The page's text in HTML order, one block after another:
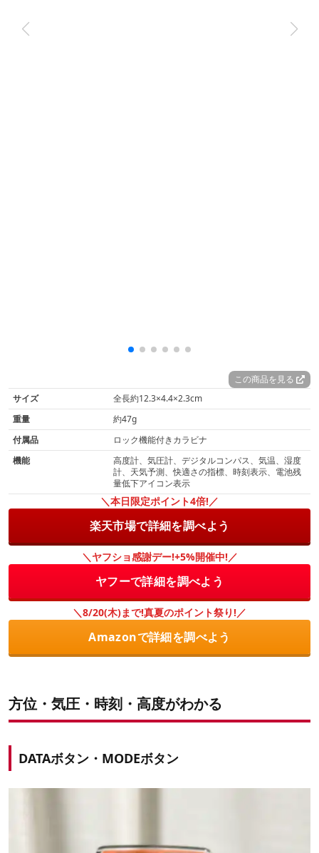
この商品を見る
サイズ
全長約12.3×4.4×2.3cm
重量
約47g
付属品
ロック機能付きカラビナ
機能
高度計、気圧計、デジタルコンパス、気温、湿度
計、天気予測、快適さの指標、時刻表示、電池残
量低下アイコン表示
＼本日限定ポイント4倍!／
楽天市場で詳細を調べよう
＼ヤフショ感謝デー!+5%開催中!／
ヤフーで詳細を調べよう
＼8/20(木)まで!真夏のポイント祭り!／
Amazonで詳細を調べよう
方位・気圧・時刻・高度がわかる
DATAボタン・MODEボタン